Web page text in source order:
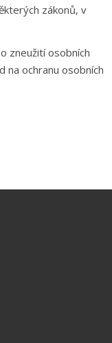
zákonů, v
zneužití osobních
na ochranu osobních